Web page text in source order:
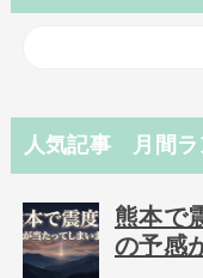
人気記事 月間ラ
熊本で
の予感